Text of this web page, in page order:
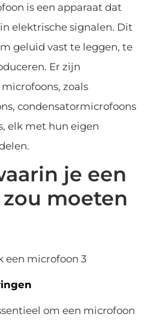
is een apparaat dat
elektrische signalen. Dit
geluid vast te leggen, te
Er zijn
zoals
condensatormicrofoons
elk met hun eigen
je een
moeten
om een microfoon